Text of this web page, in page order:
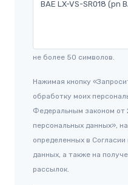
не более 50 символов.
Нажимая кнопку
обработку моих
Федеральным законом
персональных данных»,
определенных в
данных, а также на
рассылок.